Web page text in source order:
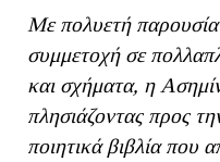
Με πολυετή
συμμετοχή σε
και σχήματα, η
πλησιάζοντας προς
ποιητικά βιβλία που